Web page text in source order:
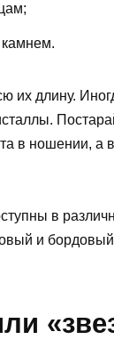
их длину.
в ношении, а
в
и